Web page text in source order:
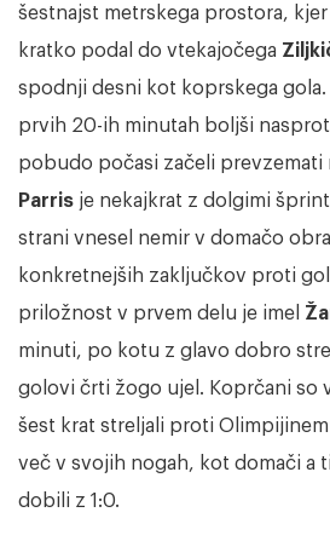
šestnajst metrskega prostora, kjer
kratko podal do vtekajočega
spodnji desni kot koprskega
prvih 20-ih minutah boljši
pobudo počasi začeli prevzemati
Parris je nekajkrat z dolgimi
strani vnesel nemir v domačo
konkretnejših zaključkov proti
priložnost v prvem delu je imel
minuti, po kotu z glavo dobro
golovi črti žogo ujel. Koprčani so
šest krat streljali proti
več v svojih nogah, kot domači a
dobili z 1:0.